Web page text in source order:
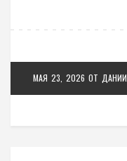
МАЯ 23, 2026 ОТ